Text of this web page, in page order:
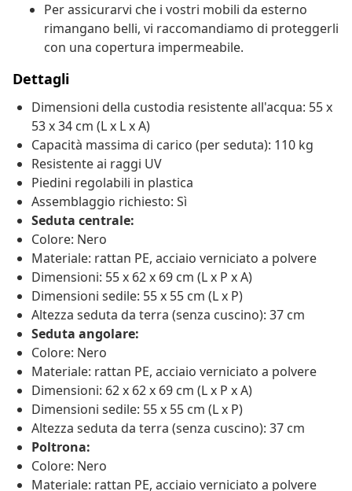
Per assicurarvi che i vostri mobili da esterno
rimangano belli, vi raccomandiamo di proteggerli
con una copertura impermeabile.
Dettagli
Dimensioni della custodia resistente all'acqua: 55 x
53 x 34 cm (L x L x A)
Capacità massima di carico (per seduta): 110 kg
Resistente ai raggi UV
Piedini regolabili in plastica
Assemblaggio richiesto: Sì
Seduta centrale:
Colore: Nero
Materiale: rattan PE, acciaio verniciato a polvere
Dimensioni: 55 x 62 x 69 cm (L x P x A)
Dimensioni sedile: 55 x 55 cm (L x P)
Altezza seduta da terra (senza cuscino): 37 cm
Seduta angolare:
Colore: Nero
Materiale: rattan PE, acciaio verniciato a polvere
Dimensioni: 62 x 62 x 69 cm (L x P x A)
Dimensioni sedile: 55 x 55 cm (L x P)
Altezza seduta da terra (senza cuscino): 37 cm
Poltrona:
Colore: Nero
Materiale: rattan PE, acciaio verniciato a polvere